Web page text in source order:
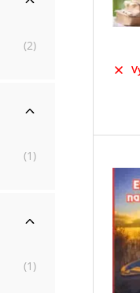
(2)
(1 )
(1 )